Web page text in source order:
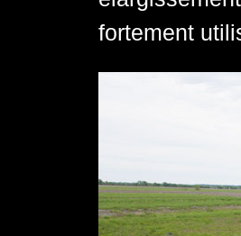
fortement